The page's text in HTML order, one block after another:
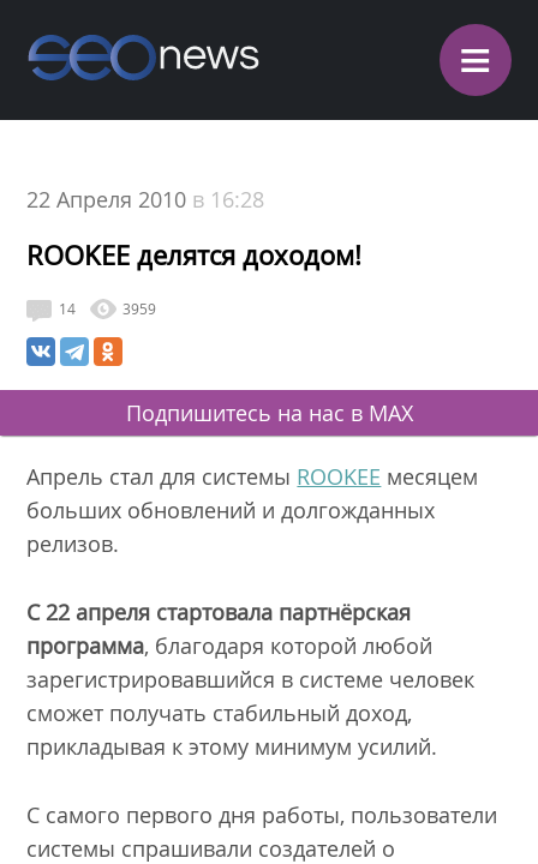
≡
22 Апреля 2010 в 16:28
ROOKEE делятся доходом!
14 3959
Подпишитесь на нас в MAX
Апрель стал для системы ROOKEE месяцем
больших обновлений и долгожданных
релизов.
С 22 апреля стартовала партнёрская
программа, благодаря которой любой
зарегистрировавшийся в системе человек
сможет получать стабильный доход,
прикладывая к этому минимум усилий.
С самого первого дня работы, пользователи
системы спрашивали создателей о